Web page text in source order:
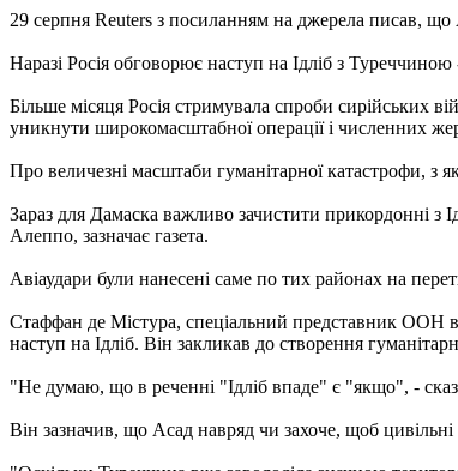
29 серпня Reuters з посиланням на джерела писав,
Наразі Росія обговорює наступ на Ідліб з
Більше місяця Росія стримувала спроби сирійських
уникнути широкомасштабної операції і численних
Про величезні масштаби гуманітарної катастрофи,
Зараз для Дамаска важливо зачистити прикордонні з
Алеппо, зазначає газета.
Авіаудари були нанесені саме по тих районах на
Стаффан де Містура, спеціальний представник ООН
наступ на Ідліб. Він закликав до створення
"Не думаю, що в реченні "Ідліб впаде" є "якщо", -
Він зазначив, що Асад навряд чи захоче, щоб